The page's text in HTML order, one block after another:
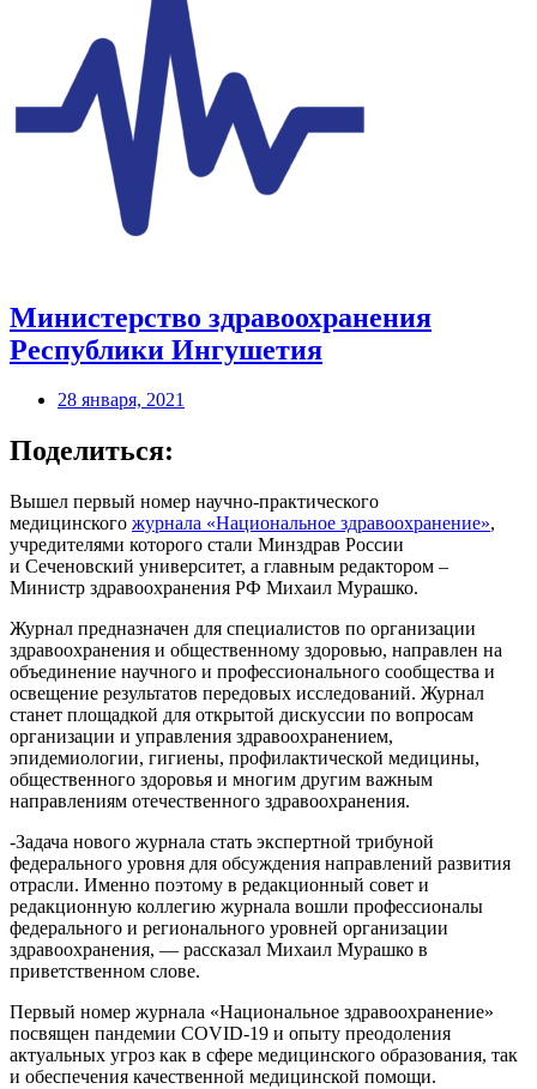
Министерство здравоохранения
Республики Ингушетия
28 января, 2021
Поделиться:
Вышел первый номер научно-практического
медицинского журнала «Национальное здравоохранение»,
учредителями которого стали Минздрав России
и Сеченовский университет, а главным редактором –
Министр здравоохранения РФ Михаил Мурашко.
Журнал предназначен для специалистов по организации
здравоохранения и общественному здоровью, направлен на
объединение научного и профессионального сообщества и
освещение результатов передовых исследований. Журнал
станет площадкой для открытой дискуссии по вопросам
организации и управления здравоохранением,
эпидемиологии, гигиены, профилактической медицины,
общественного здоровья и многим другим важным
направлениям отечественного здравоохранения.
-Задача нового журнала стать экспертной трибуной
федерального уровня для обсуждения направлений развития
отрасли. Именно поэтому в редакционный совет и
редакционную коллегию журнала вошли профессионалы
федерального и регионального уровней организации
здравоохранения, — рассказал Михаил Мурашко в
приветственном слове.
Первый номер журнала «Национальное здравоохранение»
посвящен пандемии COVID-19 и опыту преодоления
актуальных угроз как в сфере медицинского образования, так
и обеспечения качественной медицинской помощи.